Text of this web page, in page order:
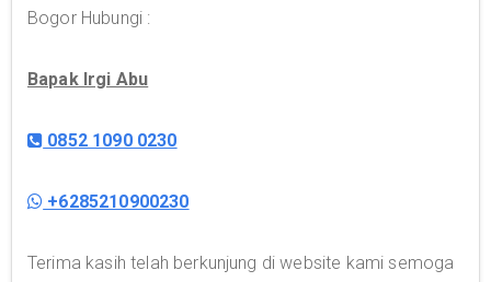
Bogor Hubungi :
Bapak Irgi Abu
0852 1090 0230
+6285210900230
Terima kasih telah berkunjung di website kami semoga